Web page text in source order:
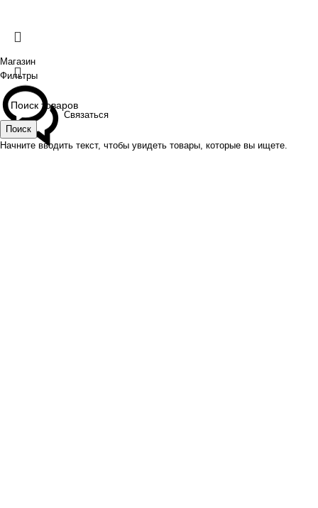
Поиск
Начните вводить текст, чтобы увидеть товары, которые вы ищете.
Магазин
Фильтры
Связаться